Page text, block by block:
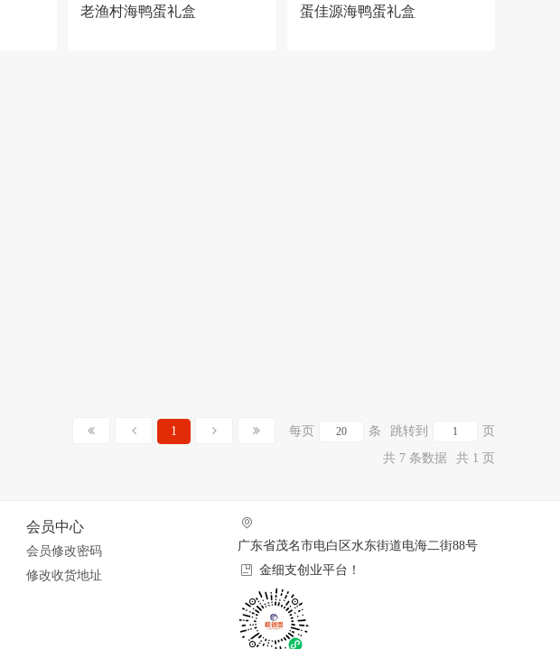
老渔村海鸭蛋礼盒 蛋佳源海鸭蛋礼盒
1 每页 条 跳转到
页
共 7 条数据
共 1 页
会员中心
会员修改密码
修改收货地址
广东省茂名市电白区水东街道电海二街88号
金细支创业平台！